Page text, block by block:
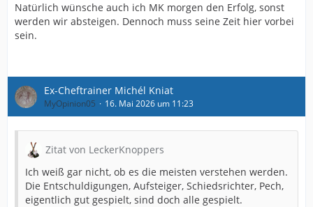
Natürlich wünsche auch ich MK morgen den Erfolg, sonst
werden wir absteigen. Dennoch muss seine Zeit hier vorbei
sein.
Ex-Cheftrainer Michél Kniat
MyOpinion05 16. Mai 2026 um 11:23
Zitat von LeckerKnoppers
Ich weiß gar nicht, ob es die meisten verstehen werden.
Die Entschuldigungen, Aufsteiger, Schiedsrichter, Pech,
eigentlich gut gespielt, sind doch alle gespielt.